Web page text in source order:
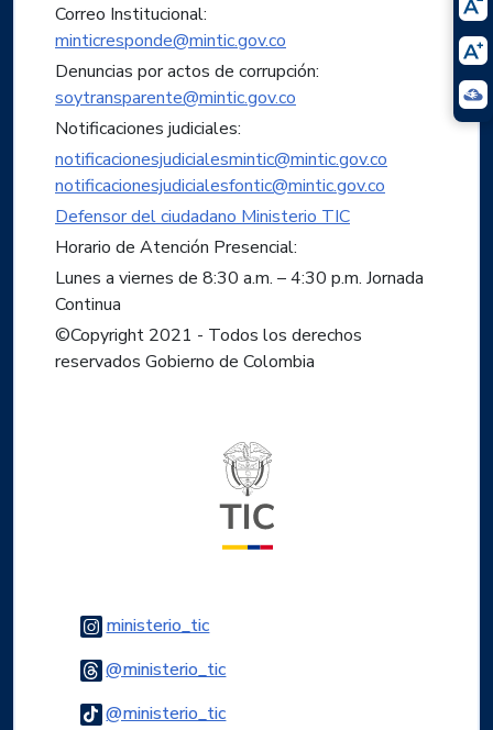
Correo Institucional:
minticresponde@mintic.gov.co
Denuncias por actos de corrupción:
soytransparente@mintic.gov.co
Notificaciones judiciales:
notificacionesjudicialesmintic@mintic.gov.co
notificacionesjudicialesfontic@mintic.gov.co
Defensor del ciudadano Ministerio TIC
Horario de Atención Presencial:
Lunes a viernes de 8:30 a.m. – 4:30 p.m. Jornada
Continua
©Copyright 2021 - Todos los derechos
reservados Gobierno de Colombia
ministerio_ticLogo Instagram
@ministerio_ticLogo Threads
@ministerio_ticLogo Tiktok